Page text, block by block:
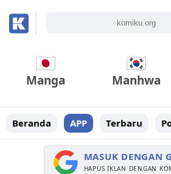
Manga Manhwa
Beranda APP Terbaru
MASUK DENGAN
HAPUS IKLAN DENGAN